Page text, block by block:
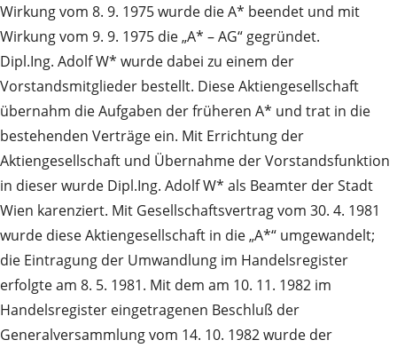
Wirkung vom 8. 9. 1975 wurde die A* beendet und mit
Wirkung vom 9. 9. 1975 die „A* – AG“ gegründet.
Dipl.Ing. Adolf W* wurde dabei zu einem der
Vorstandsmitglieder bestellt. Diese Aktiengesellschaft
übernahm die Aufgaben der früheren A* und trat in die
bestehenden Verträge ein. Mit Errichtung der
Aktiengesellschaft und Übernahme der Vorstandsfunktion
in dieser wurde Dipl.Ing. Adolf W* als Beamter der Stadt
Wien karenziert. Mit Gesellschaftsvertrag vom 30. 4. 1981
wurde diese Aktiengesellschaft in die „A*“ umgewandelt;
die Eintragung der Umwandlung im Handelsregister
erfolgte am 8. 5. 1981. Mit dem am 10. 11. 1982 im
Handelsregister eingetragenen Beschluß der
Generalversammlung vom 14. 10. 1982 wurde der